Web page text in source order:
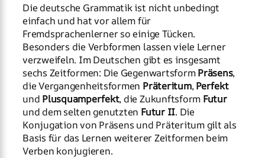
Die deutsche Grammatik ist nicht unbedingt
einfach und hat vor allem für
Fremdsprachenlerner so einige Tücken.
Besonders die Verbformen lassen viele Lerner
verzweifeln. Im Deutschen gibt es insgesamt
sechs Zeitformen: Die GegenwartsformPräsens,
die Vergangenheitsformen Präteritum,Perfekt
und Plusquamperfekt, die Zukunftsform Futur
und dem selten genutzten Futur II. Die
Konjugation von Präsens und Präteritum gilt als
Basis für das Lernen weiterer Zeitformen beim
Verben konjugieren.